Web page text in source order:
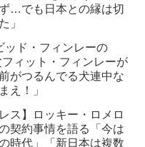
…でも日本との縁は切
」
ッド・フィンレーの
ィット・フィンレーが
がつるんでる犬連中な
え！」
ス】ロッキー・ロメロ
契約事情を語る「今は
時代」「新日本は複数